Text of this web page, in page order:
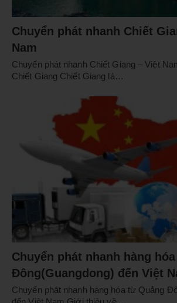
Chuyển phát nhanh Chiết
Nam
Chuyển phát nhanh Chiết Giang – Việt
Chiết Giang Chiết Giang là…
Chuyển phát nhanh hàng
Đông(Guangdong) đến Việt
Chuyển phát nhanh hàng hóa từ Quảng